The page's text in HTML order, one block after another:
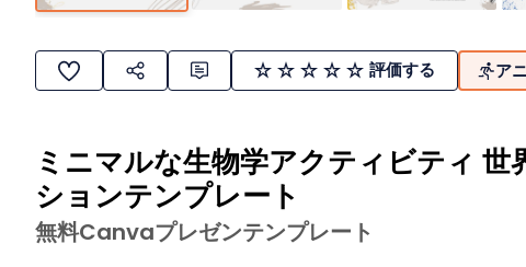
評価する ア
ミニマルな生物学アクティビティ
ションテンプレート
無料Canvaプレゼンテンプレート